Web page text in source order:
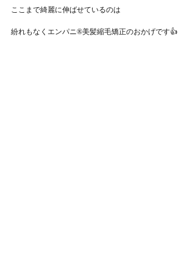
ここまで綺麗に伸ばせているのは
紛れもなくエンパニ®美髪縮毛矯正のおかげです👍